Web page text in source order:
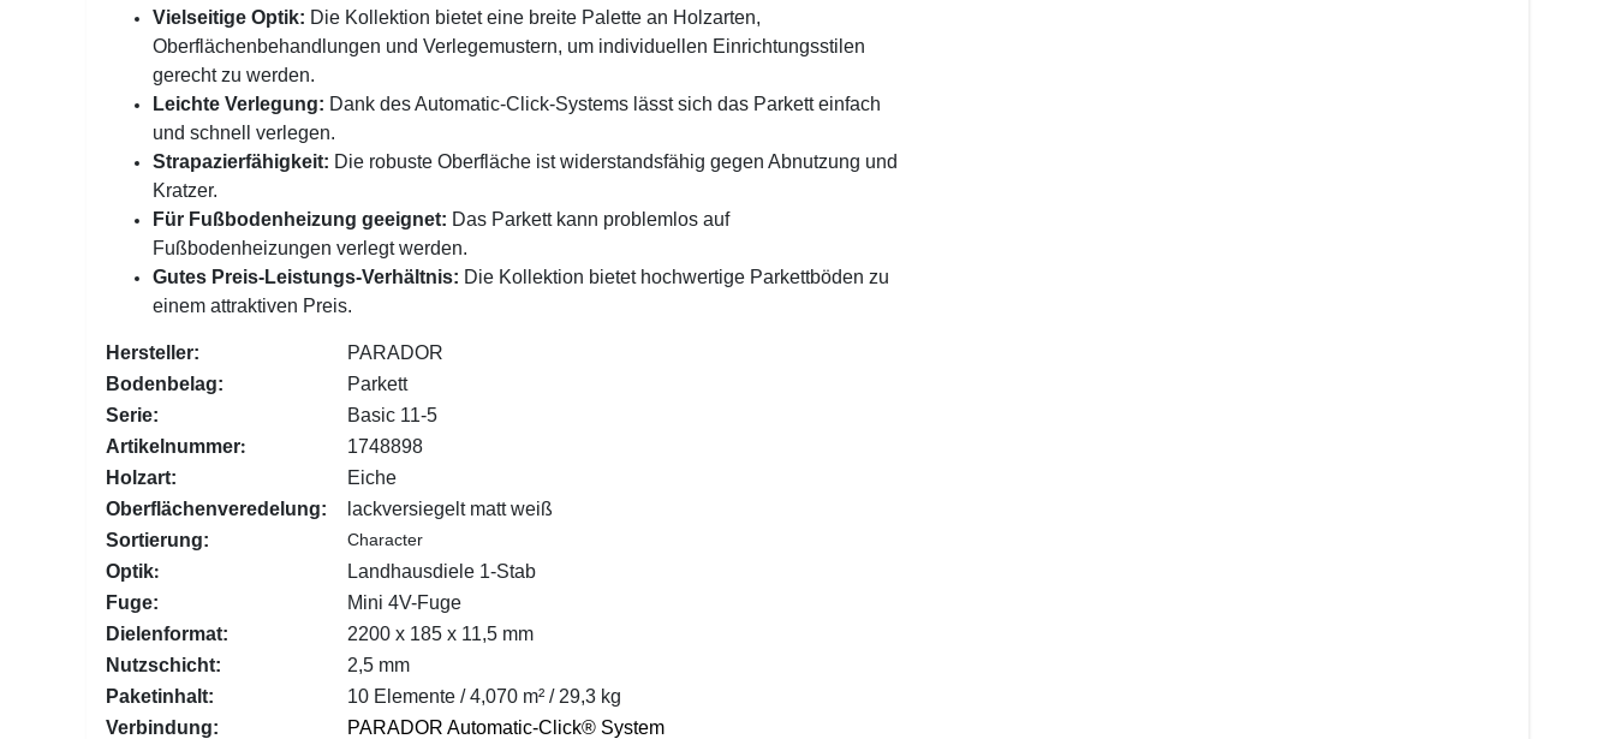
Vielseitige Optik: Die Kollektion bietet eine breite Palette an Holzarten,
Oberflächenbehandlungen und Verlegemustern, um individuellen Einrichtungsstilen
gerecht zu werden.
Leichte Verlegung: Dank des Automatic-Click-Systems lässt sich das Parkett einfach
und schnell verlegen.
Strapazierfähigkeit: Die robuste Oberfläche ist widerstandsfähig gegen Abnutzung und
Kratzer.
Für Fußbodenheizung geeignet: Das Parkett kann problemlos auf
Fußbodenheizungen verlegt werden.
Gutes Preis-Leistungs-Verhältnis: Die Kollektion bietet hochwertige Parkettböden zu
einem attraktiven Preis.
Hersteller:
PARADOR
Bodenbelag:
Parkett
Serie:
Basic 11-5
Artikelnummer:
1748898
Holzart:
Eiche
Oberflächenveredelung:
lackversiegelt matt weiß
Sortierung:
Character
Optik:
Landhausdiele 1-Stab
Fuge:
Mini 4V-Fuge
Dielenformat:
2200 x 185 x 11,5 mm
Nutzschicht:
2,5 mm
Paketinhalt:
10 Elemente / 4,070 m² / 29,3 kg
Verbindung:
PARADOR Automatic-Click® System